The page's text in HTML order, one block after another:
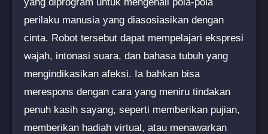
perilaku manusia yang diasosiasikan dengan
cinta. Robot tersebut dapat mempelajari ekspresi
wajah, intonasi suara, dan bahasa tubuh yang
mengindikasikan afeksi. Ia bahkan bisa
merespons dengan cara yang meniru tindakan
penuh kasih sayang, seperti memberikan pujian,
memberikan hadiah virtual, atau menawarkan